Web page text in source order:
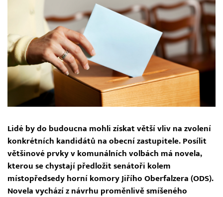
Lidé by do budoucna mohli získat větší vliv na zvolení
konkrétních kandidátů na obecní zastupitele. Posílit
většinové prvky v komunálních volbách má novela,
kterou se chystají předložit senátoři kolem
místopředsedy horní komory Jiřího Oberfalzera (ODS).
Novela vychází z návrhu proměnlivě smíšeného